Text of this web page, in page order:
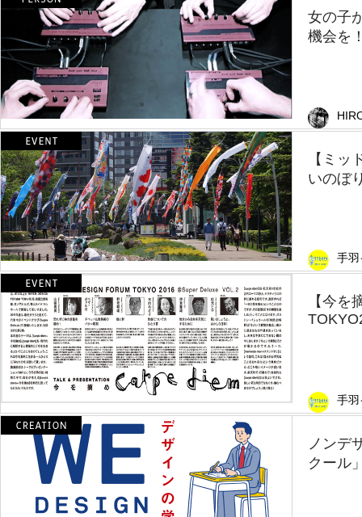
女の子
機会を
【ミッ
いのぼ
手羽
【今を
手羽
ノンデ
クール